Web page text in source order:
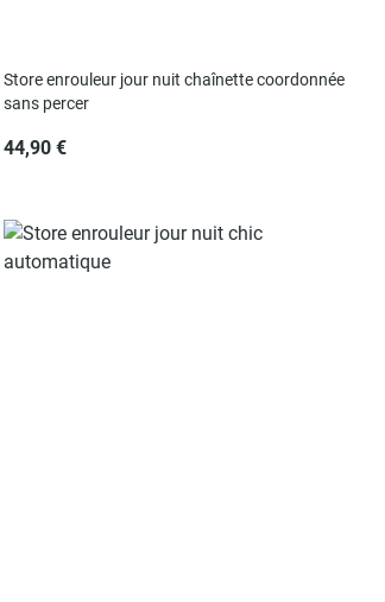
Store enrouleur jour nuit chaînette coordonnée
sans percer
44,90 €